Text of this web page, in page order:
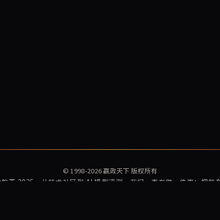
© 1998-2026赢政天下 版权所有
于 2025。从技术社区到 AI 模型评测，我们一直在做一件事：把复